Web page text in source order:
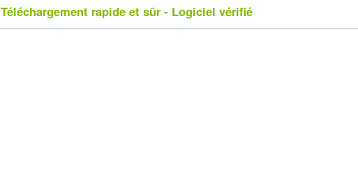
Téléchargement rapide et sûr - Logiciel vérifié